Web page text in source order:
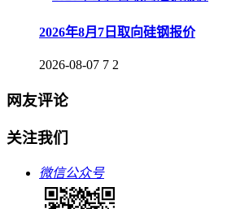
2026年8月7日取向硅钢报价
2026-08-07 7 2
网友评论
关注我们
微信公众号